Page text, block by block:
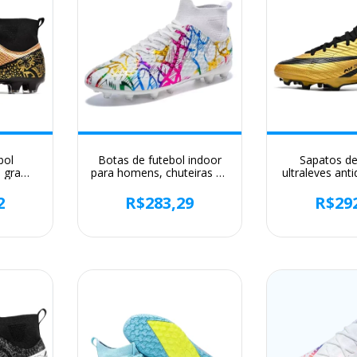
Botas de futebol indoor
para homens, chuteiras de
antiderrapante, sapatos
infantis, novos e originais
R$283,29
Sapatos
ultraleves
grampos
treinamento